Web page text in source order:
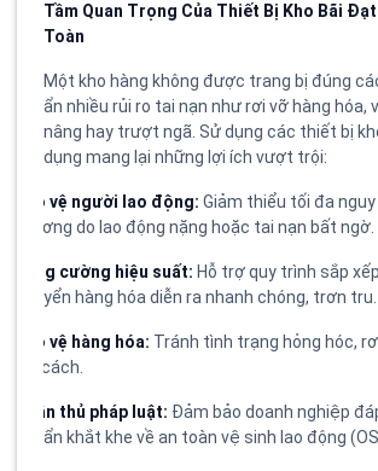
Tầm Quan Trọng Của Thiết Bị Kho Bãi Đạt
Toàn
Một kho hàng không được trang bị đúng
ẩn nhiều rủi ro tai nạn như rơi vỡ hàng hóa,
nâng hay trượt ngã. Sử dụng các thiết bị
dụng mang lại những lợi ích vượt trội:
Bảo vệ người lao động: Giảm thiểu tối đa
thương do lao động nặng hoặc tai nạn bất ngờ.
Tăng cường hiệu suất: Hỗ trợ quy trình sắp
chuyển hàng hóa diễn ra nhanh chóng, trơn tru.
Bảo vệ hàng hóa: Tránh tình trạng hỏng hóc,
sai cách.
Tuân thủ pháp luật: Đảm bảo doanh nghiệp
chuẩn khắt khe về an toàn vệ sinh lao động